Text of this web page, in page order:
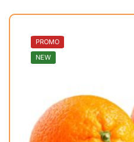
PROMO
NEW